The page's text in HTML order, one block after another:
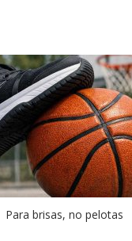
Para brisas, no pelotas